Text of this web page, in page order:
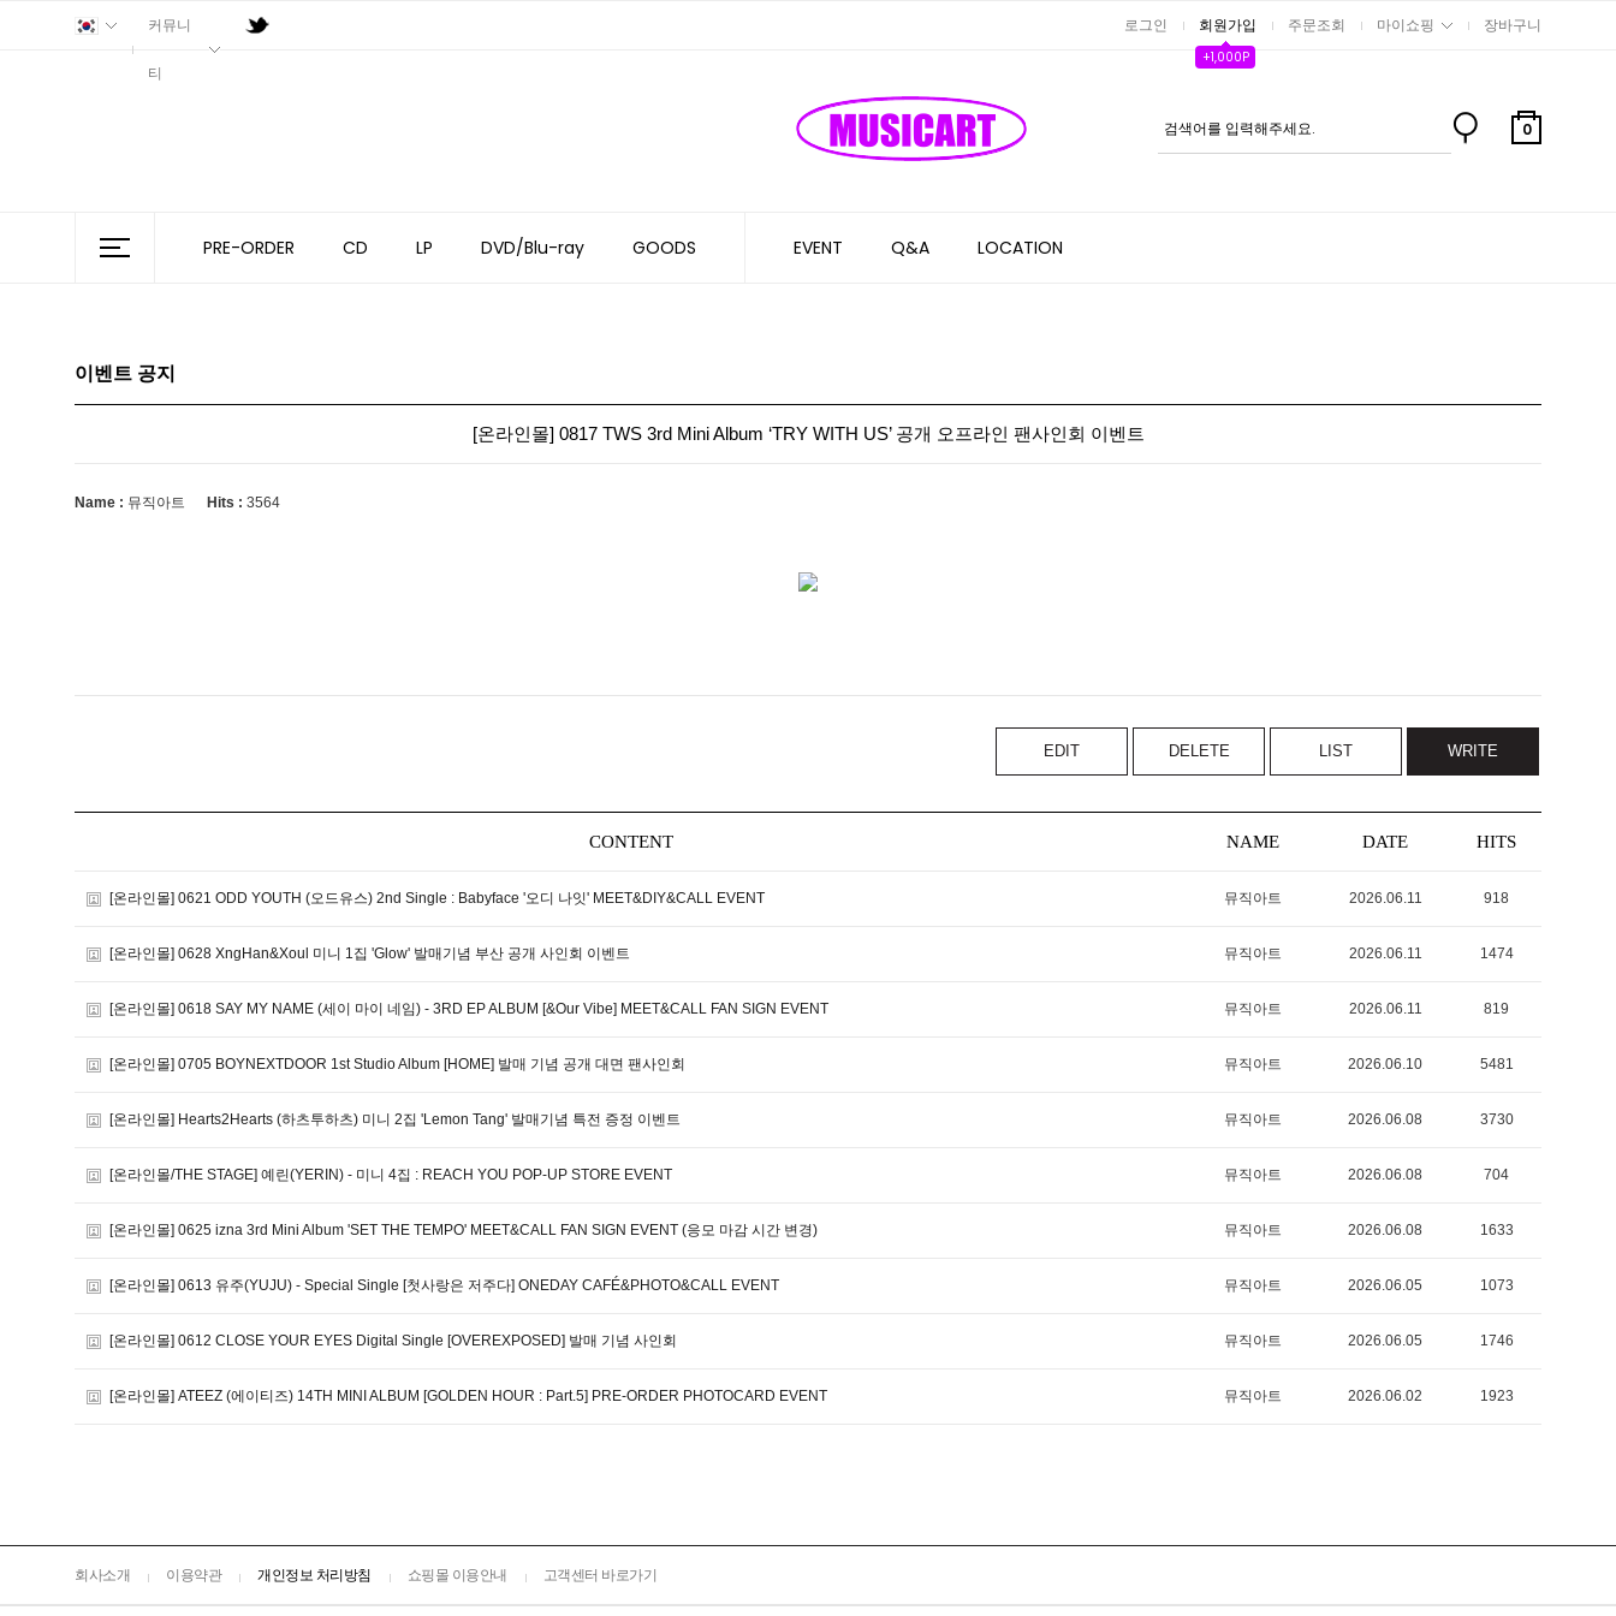
커뮤니
티
로그인 회원가입
+1,000P
주문조회 마이쇼핑 장바구니
0
PRE-ORDER CD LP DVD/Blu-ray GOODS EVENT Q&A LOCATION
이벤트 공지
[온라인몰] 0817 TWS 3rd Mini Album ‘TRY WITH US’ 공개 오프라인 팬사인회 이벤트
Name : 뮤직아트 Hits : 3564
EDIT DELETE LIST WRITE
CONTENT NAME DATE HITS
[온라인몰] 0621 ODD YOUTH (오드유스) 2nd Single : Babyface '오디 나잇' MEET&DIY&CALL EVENT 뮤직아트 2026.06.11 918
[온라인몰] 0628 XngHan&Xoul 미니 1집 'Glow' 발매기념 부산 공개 사인회 이벤트 뮤직아트 2026.06.11 1474
[온라인몰] 0618 SAY MY NAME (세이 마이 네임) - 3RD EP ALBUM [&Our Vibe] MEET&CALL FAN SIGN EVENT 뮤직아트 2026.06.11 819
[온라인몰] 0705 BOYNEXTDOOR 1st Studio Album [HOME] 발매 기념 공개 대면 팬사인회 뮤직아트 2026.06.10 5481
[온라인몰] Hearts2Hearts (하츠투하츠) 미니 2집 'Lemon Tang' 발매기념 특전 증정 이벤트 뮤직아트 2026.06.08 3730
[온라인몰/THE STAGE] 예린(YERIN) - 미니 4집 : REACH YOU POP-UP STORE EVENT 뮤직아트 2026.06.08 704
[온라인몰] 0625 izna 3rd Mini Album 'SET THE TEMPO' MEET&CALL FAN SIGN EVENT (응모 마감 시간 변경) 뮤직아트 2026.06.08 1633
[온라인몰] 0613 유주(YUJU) - Special Single [첫사랑은 저주다] ONEDAY CAFÉ&PHOTO&CALL EVENT 뮤직아트 2026.06.05 1073
[온라인몰] 0612 CLOSE YOUR EYES Digital Single [OVEREXPOSED] 발매 기념 사인회 뮤직아트 2026.06.05 1746
[온라인몰] ATEEZ (에이티즈) 14TH MINI ALBUM [GOLDEN HOUR : Part.5] PRE-ORDER PHOTOCARD EVENT 뮤직아트 2026.06.02 1923
회사소개 이용약관 개인정보 처리방침 쇼핑몰 이용안내 고객센터 바로가기